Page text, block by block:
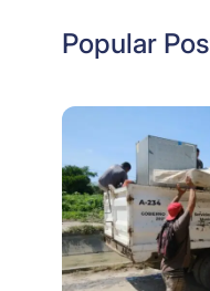
Popular